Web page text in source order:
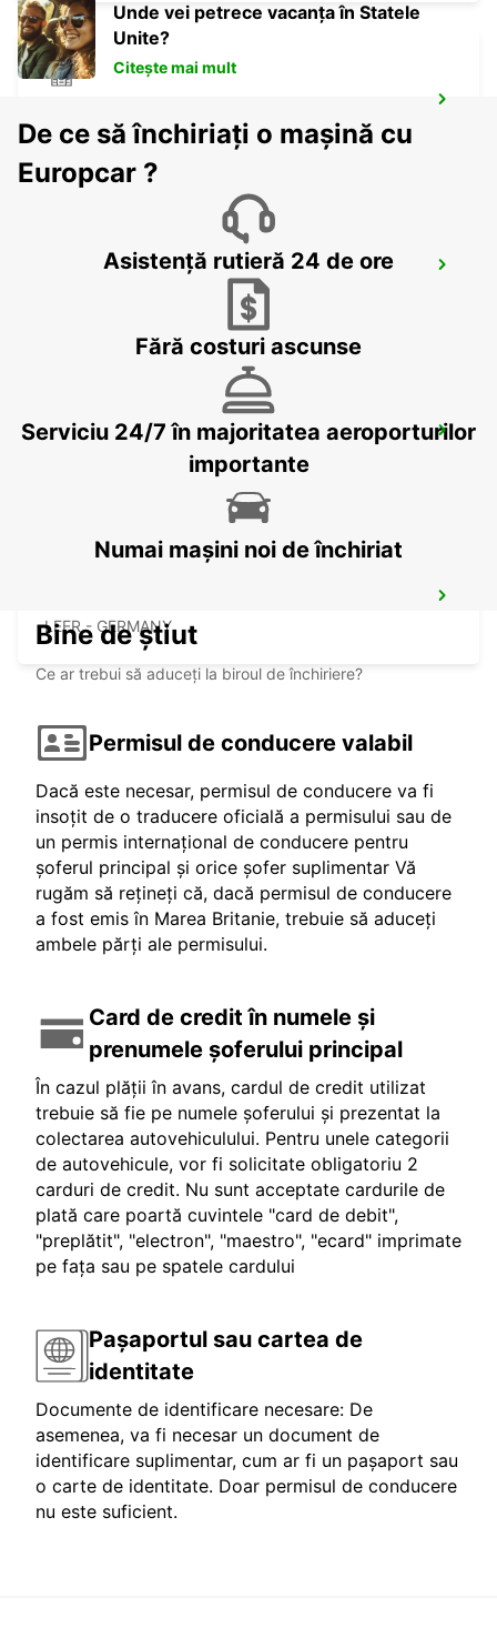
OLDENBURG / OLDENBURG - GERMANY
WILHELMSHAVEN
WILHELMSHAVEN - GERMANY
MINDEN
MINDEN - GERMANY
LEER - GERMANY
Unde vei petrece vacanța în Statele
Unite?
Citește mai mult
De ce să închiriați o mașină cu
Europcar ?
Asistență rutieră 24 de ore
Fără costuri ascunse
Serviciu 24/7 în majoritatea aeroporturilor
importante
Numai mașini noi de închiriat
Bine de știut
Ce ar trebui să aduceți la biroul de închiriere?
Permisul de conducere valabil
Dacă este necesar, permisul de conducere va fi
insoțit de o traducere oficială a permisului sau de
un permis internațional de conducere pentru
șoferul principal și orice șofer suplimentar Vă
rugăm să rețineți că, dacă permisul de conducere
a fost emis în Marea Britanie, trebuie să aduceți
ambele părți ale permisului.
Card de credit în numele și
prenumele șoferului principal
În cazul plății în avans, cardul de credit utilizat
trebuie să fie pe numele șoferului și prezentat la
colectarea autovehiculului. Pentru unele categorii
de autovehicule, vor fi solicitate obligatoriu 2
carduri de credit. Nu sunt acceptate cardurile de
plată care poartă cuvintele "card de debit",
"preplătit", "electron", "maestro", "ecard" imprimate
pe fața sau pe spatele cardului
Pașaportul sau cartea de
identitate
Documente de identificare necesare: De
asemenea, va fi necesar un document de
identificare suplimentar, cum ar fi un pașaport sau
o carte de identitate. Doar permisul de conducere
nu este suficient.